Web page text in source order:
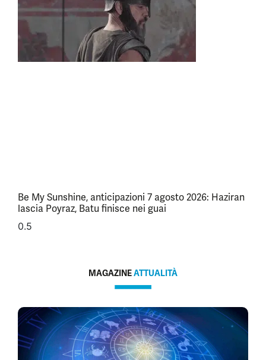
Be My Sunshine, anticipazioni 7 agosto 2026: Haziran
lascia Poyraz, Batu finisce nei guai
MAGAZINEATTUALITÀ